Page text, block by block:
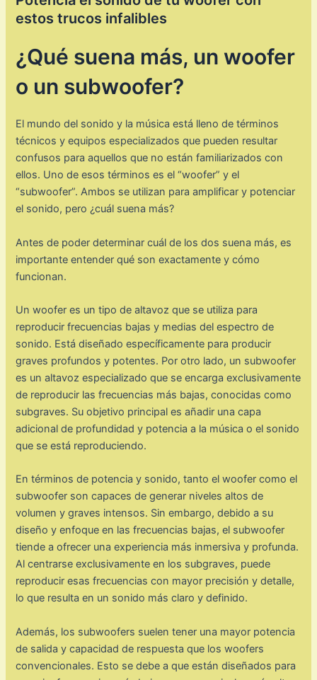
estos trucos infalibles
¿Qué suena más, un woofer
o un subwoofer?
El mundo del sonido y la música está lleno de términos
técnicos y equipos especializados que pueden resultar
confusos para aquellos que no están familiarizados con
ellos. Uno de esos términos es el “woofer” y el
“subwoofer”. Ambos se utilizan para amplificar y potenciar
el sonido, pero ¿cuál suena más?
Antes de poder determinar cuál de los dos suena más, es
importante entender qué son exactamente y cómo
funcionan.
Un woofer es un tipo de altavoz que se utiliza para
reproducir frecuencias bajas y medias del espectro de
sonido. Está diseñado específicamente para producir
graves profundos y potentes. Por otro lado, un subwoofer
es un altavoz especializado que se encarga exclusivamente
de reproducir las frecuencias más bajas, conocidas como
subgraves. Su objetivo principal es añadir una capa
adicional de profundidad y potencia a la música o el sonido
que se está reproduciendo.
En términos de potencia y sonido, tanto el woofer como el
subwoofer son capaces de generar niveles altos de
volumen y graves intensos. Sin embargo, debido a su
diseño y enfoque en las frecuencias bajas, el subwoofer
tiende a ofrecer una experiencia más inmersiva y profunda.
Al centrarse exclusivamente en los subgraves, puede
reproducir esas frecuencias con mayor precisión y detalle,
lo que resulta en un sonido más claro y definido.
Además, los subwoofers suelen tener una mayor potencia
de salida y capacidad de respuesta que los woofers
convencionales. Esto se debe a que están diseñados para